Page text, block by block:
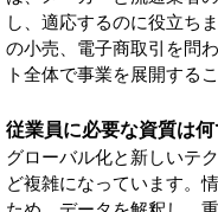
し、適応するのに役立ち
の小売、電子商取引を問
ト全体で事業を展開する
従業員に必要な資質は何
グローバル化と新しいテ
ど複雑になっています。